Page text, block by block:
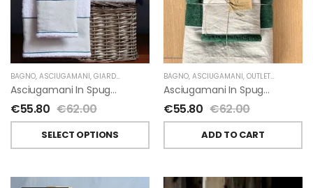
BAGNO, ASCIUGAMANI, GIARDINO SEGRETO
Asciugamani In Spugna E Lino Di Giardino Segreto
€55.80 €62.00
SELECT OPTIONS
BAGNO, ASCIUGAMANI, OUTLET,
Asciugamani In Spugna E Lino Di Giardino Segreto
€55.80 €62.00
ADD TO CART